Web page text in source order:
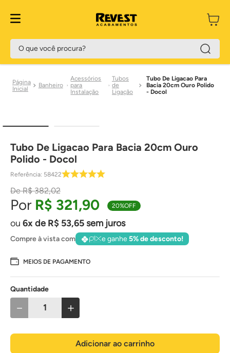
O que você procura?
Banheiro
Acessórios
para
Instalação
Tubos
de
Ligação
Tubo De Ligacao Para
Bacia 20cm Ouro Polido
- Docol
Tubo De Ligacao Para Bacia 20cm Ouro
Polido - Docol
Referência: 58422
R$ 382,02
R$ 321,90 20%OFF
6 de R$ 53,65sem juros
Compre à vista com e ganhe5% de desconto!
MEIOS DE PAGAMENTO
Quantidade
＋
－
Adicionar ao carrinho